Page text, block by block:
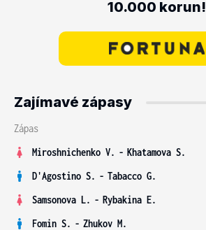
10.000 korun!
Zajímavé zápasy
Zápas
Miroshnichenko V. - Khatamova S.
D'Agostino S. - Tabacco G.
Samsonova L. - Rybakina E.
Fomin S. - Zhukov M.